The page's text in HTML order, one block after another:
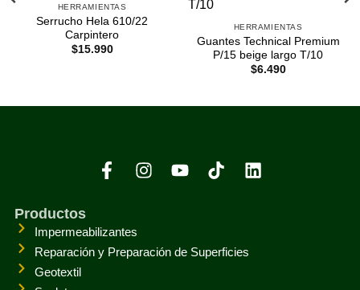
HERRAMIENTAS
Serrucho Hela 610/22
Carpintero
$15.990
HERRAMIENTAS
Guantes Technical Premium
P/15 beige largo T/10
$6.490
Productos
Impermeabilizantes
Reparación y Preparación de Superficies
Geotextil